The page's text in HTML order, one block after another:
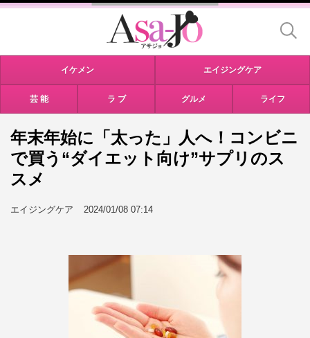
イケメン エイジングケア
芸 能 ラ ブ グルメ ライフ
年末年始に「太った」人へ！コンビニ
で買う“ダイエット向け”サプリのス
スメ
エイジングケア 2024/01/08 07:14